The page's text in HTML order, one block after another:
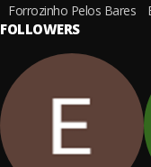
Forrozinho Pelos Bares
FOLLOWERS